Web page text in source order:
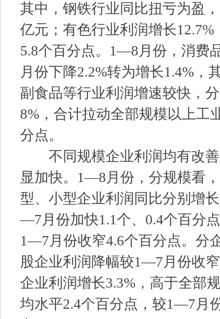
其中，钢铁行业同比扭亏为盈
亿元；有色行业利润增长
5.8个百分点。1—8月份，消费
月份下降2.2%转为增长1.4%，
副食品等行业利润增速较快，
8%，合计拉动全部规模以上工
分点。
不同规模企业利润均有改善
显加快。1—8月份，分规模看
型、小型企业利润同比分别增
—7月份加快1.1个、0.4个百分
1—7月份收窄4.6个百分点。分
股企业利润降幅较1—7月份收
企业利润增长3.3%，高于全部
均水平2.4个百分点，较1—7月